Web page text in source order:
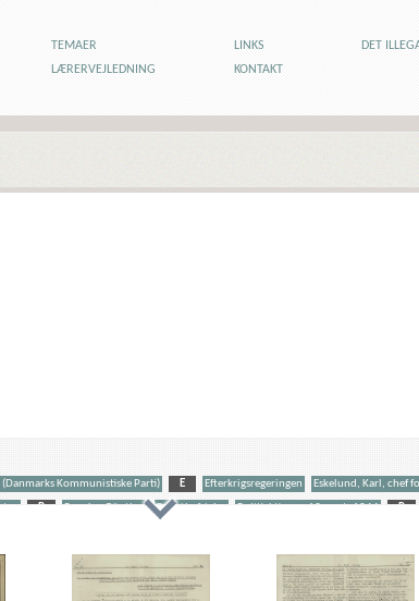
TEMAER LINKS
DET
LÆRERVEJLEDNING KONTAKT
(Danmarks Kommunistiske Parti) E Efterkrigsregeringen Eskelund, Karl, chef
P Pancke, Günther Paris' befrielse Politiaktionen 19. sept. 1944 R
Alexandersens Hotel Allegade, Kbh. Amalienborg Slotsplads